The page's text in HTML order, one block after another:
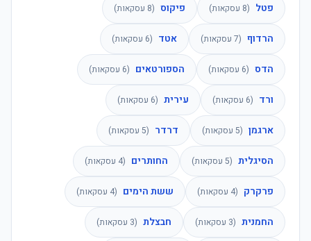
פטל (
8 עסקאות) פיקוס (
8 עסקאות)
הרדוף (
7 עסקאות) אטד (
6 עסקאות)
הדס (
6 עסקאות) הספורטאים (
6 עסקאות)
ורד (
6 עסקאות) עירית (
6 עסקאות)
ארגמן (
5 עסקאות) דרדר (
5 עסקאות)
הסיגלית (
5 עסקאות) החותרים (
4 עסקאות)
פרקרק (
4 עסקאות) ששת הימים (
4 עסקאות)
החמנית (
3 עסקאות) חבצלת (
3 עסקאות)